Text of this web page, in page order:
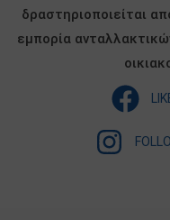
δραστηριοποιείται
εμπορία